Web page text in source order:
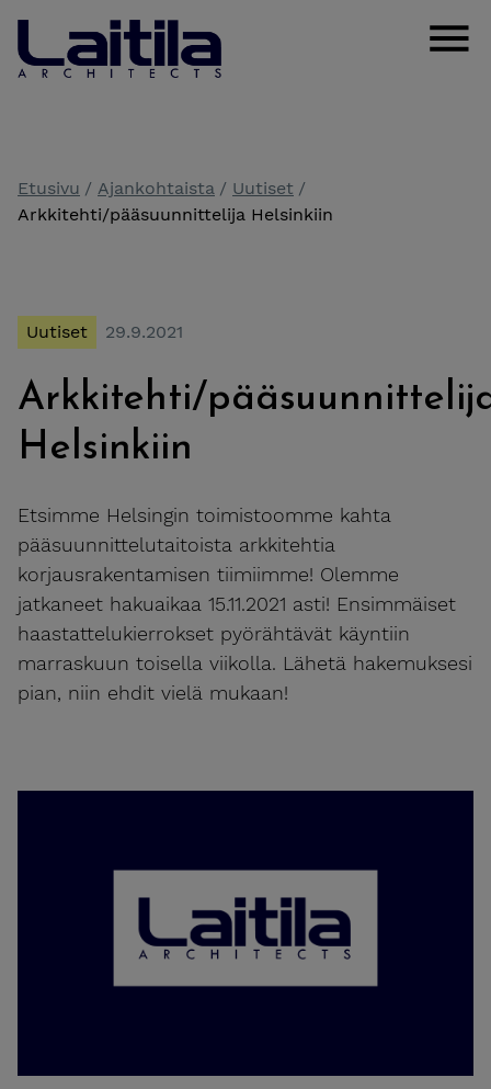
Etusivu Ajankohtaista
Uutiset
Arkkitehti/pääsuunnittelija Helsinkiin
Uutiset 29.9.2021
Arkkitehti/
Helsinkiin
Etsimme Helsingin toimistoomme kahta
pääsuunnittelutaitoista arkkitehtia
korjausrakentamisen tiimiimme! Olemme
jatkaneet hakuaikaa 15.11.2021 asti! Ensimmäiset
haastattelukierrokset pyörähtävät käyntiin
marraskuun toisella viikolla. Lähetä hakemuksesi
pian, niin ehdit vielä mukaan!